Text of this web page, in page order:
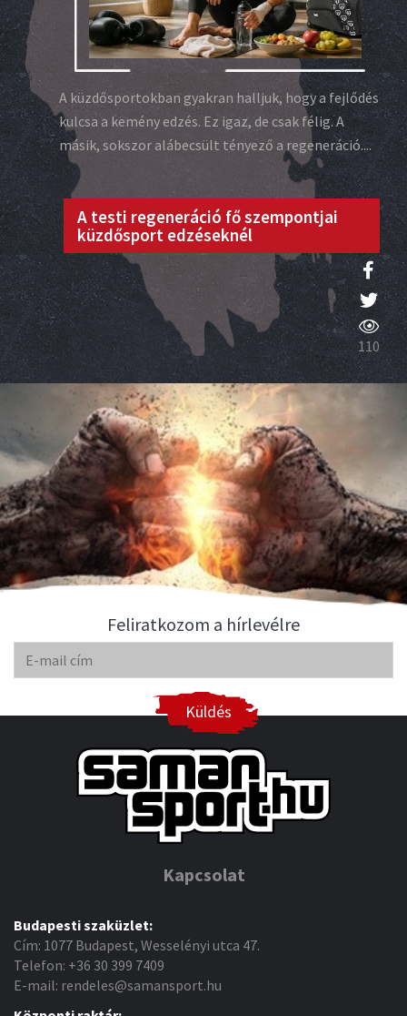
A küzdősportokban gyakran halljuk, hogy a fejlődés
kulcsa a kemény edzés. Ez igaz, de csak félig. A
másik, sokszor alábecsült tényező a regeneráció....
A testi regeneráció fő szempontjai
küzdősport edzéseknél
110
Feliratkozom a hírlevélre
Küldés
Kapcsolat
Budapesti szaküzlet:
Cím: 1077 Budapest, Wesselényi utca 47.
Telefon: +36 30 399 7409
E-mail: rendeles@samansport.hu